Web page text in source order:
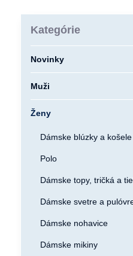
Kategórie
Novinky
Muži
Ženy
Dámske blúzky a košele
Polo
Dámske topy, tričká a
Dámske svetre a
Dámske nohavice
Dámske mikiny